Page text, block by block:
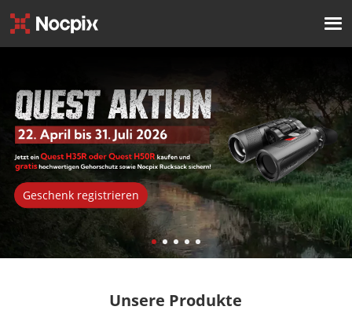
Geschenk registrieren
Unsere Produkte